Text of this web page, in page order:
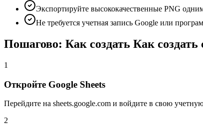
Экспортируйте высококачественные PNG
Не требуется учетная запись Google или
Пошагово: Как создать Как
1
Откройте Google Sheets
Перейдите на sheets.google.com и войдите в свою
2